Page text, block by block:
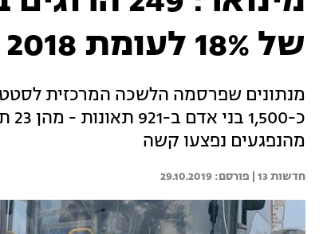
של 18% לעומת 2018
מנתונים שפרסמה הלשכה המרכזית
מהנפגעים נפצעו קשה
חדשות 13 | 29.10.2019